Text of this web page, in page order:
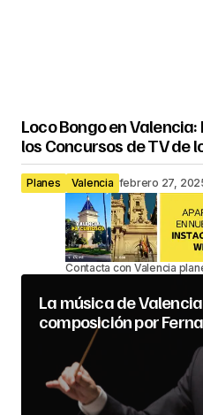
Loco Bongo en
los Concursos de TV de
Planes Valencia febrero 27,
Contacta con Valencia
La música de
composición por